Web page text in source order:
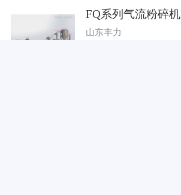
FQ系列气流粉碎机
山东丰力